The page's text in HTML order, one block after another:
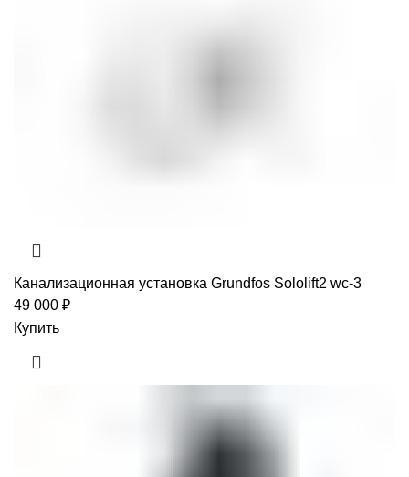
Канализационная установка Grundfos Sololift2 wc-3
49 000 ₽
Купить